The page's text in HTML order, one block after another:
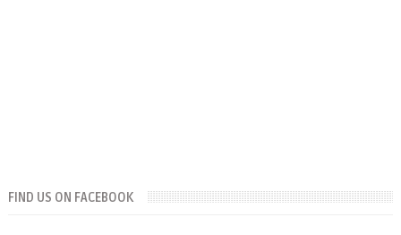
FIND US ON FACEBOOK